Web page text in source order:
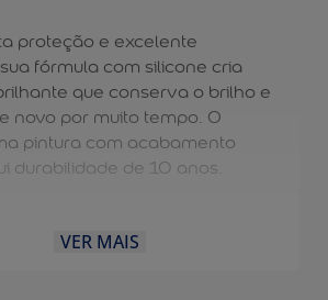
proteção e excelente
fórmula com silicone cria
que conserva o brilho e
novo por muito tempo. O
pintura com acabamento
durabilidade de 10 anos.
VER MAIS